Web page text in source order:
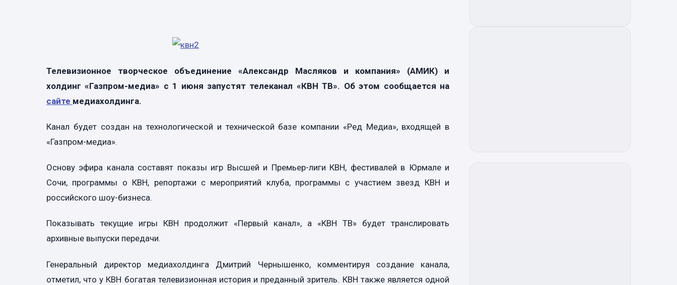
Телевизионное творческое объединение «Александр Масляков и компания» (АМИК) и
холдинг «Газпром-медиа» с 1 июня запустят телеканал «КВН ТВ». Об этом сообщается на
сайте медиахолдинга.
Канал будет создан на технологической и технической базе компании «Ред Медиа», входящей в
«Газпром-медиа».
Основу эфира канала составят показы игр Высшей и Премьер-лиги КВН, фестивалей в Юрмале и
Сочи, программы о КВН, репортажи с мероприятий клуба, программы с участием звезд КВН и
российского шоу-бизнеса.
Показывать текущие игры КВН продолжит «Первый канал», а «КВН ТВ» будет транслировать
архивные выпуски передачи.
Генеральный директор медиахолдинга Дмитрий Чернышенко, комментируя создание канала,
отметил, что у КВН богатая телевизионная история и преданный зритель. КВН также является одной